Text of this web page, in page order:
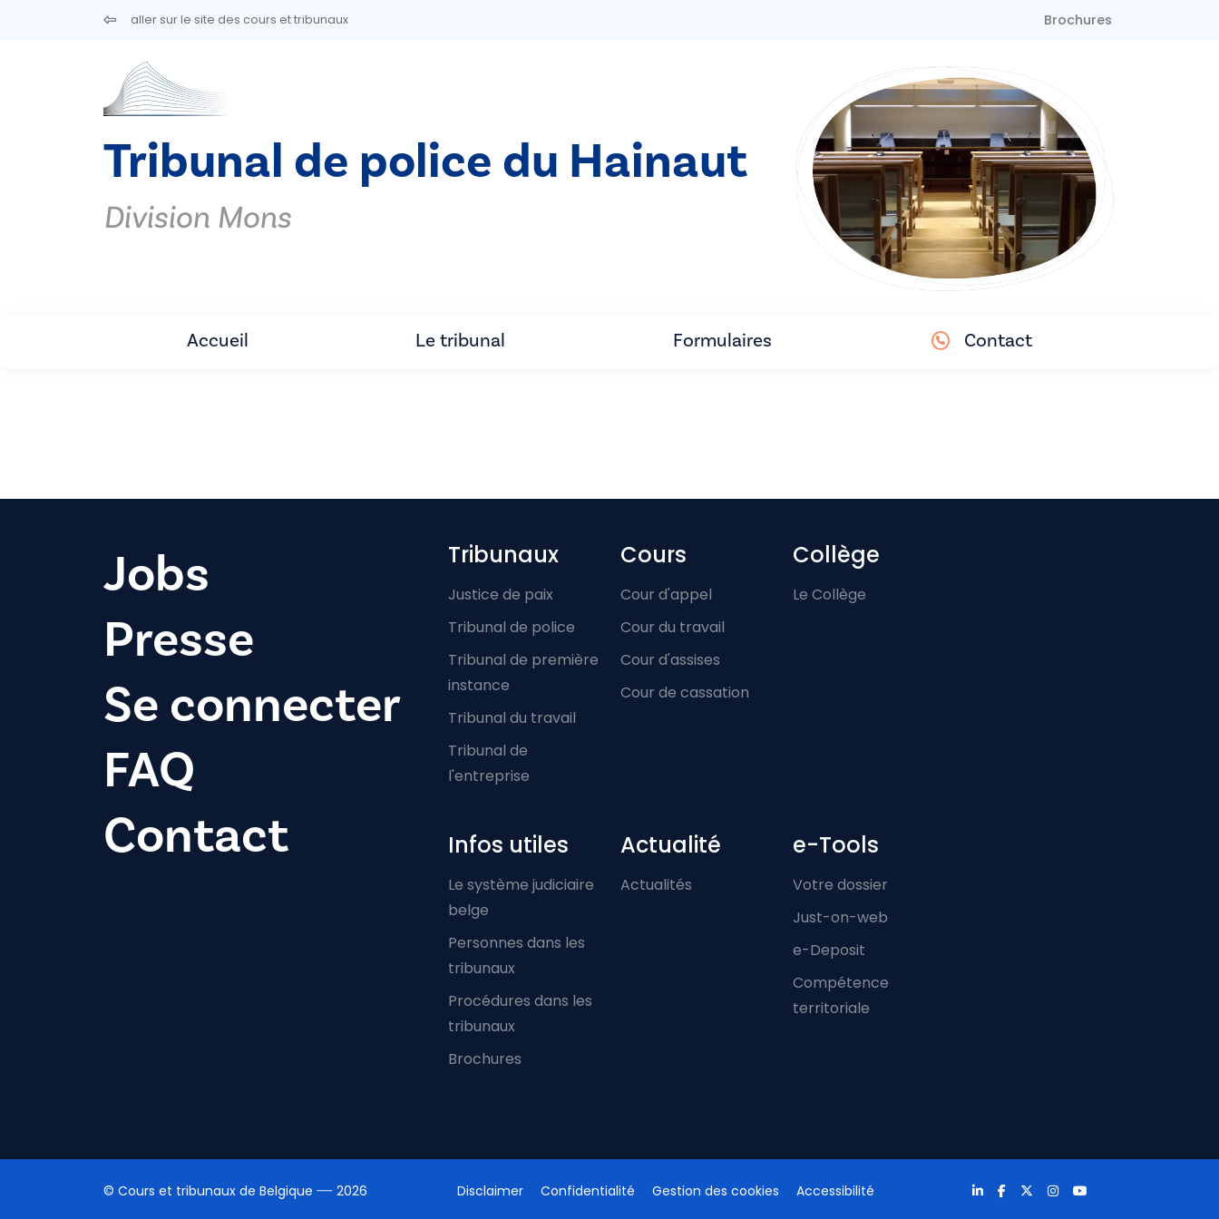
Aller au contenu principalaller sur le site des cours et tribunaux Brochures
Tribunal de police du Hainaut
Division Mons
Accueil Le tribunal Formulaires Contact
Jobs
Presse
Se connecter
FAQ
Contact
Footer-menu
Tribunaux
Justice de paix
Tribunal de police
Tribunal de première
instance
Tribunal du travail
Tribunal de
l'entreprise
Cours
Cour d'appel
Cour du travail
Cour d'assises
Cour de cassation
Collège
Le Collège
Infos utiles
Le système judiciaire
belge
Personnes dans les
tribunaux
Procédures dans les
tribunaux
Brochures
Actualité
Actualités
e-Tools
Votre dossier
Just-on-web
e-Deposit
Compétence
territoriale
© Cours et tribunaux de Belgique 2026 Disclaimer Confidentialité Gestion des cookies Accessibilité